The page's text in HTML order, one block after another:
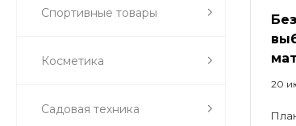
Спортивные товары
Косметика
Садовая техника
20